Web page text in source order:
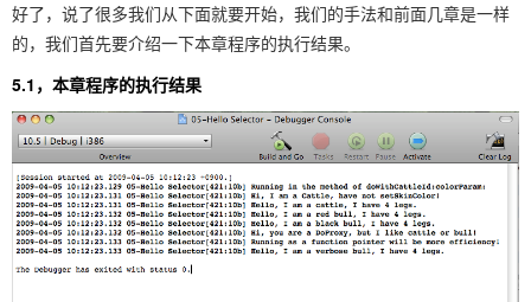
好了，说了很多我们从下面就要开始，我们的手法和前面几章是一样
的，我们首先要介绍一下本章程序的执行结果。
5.1，本章程序的执行结果